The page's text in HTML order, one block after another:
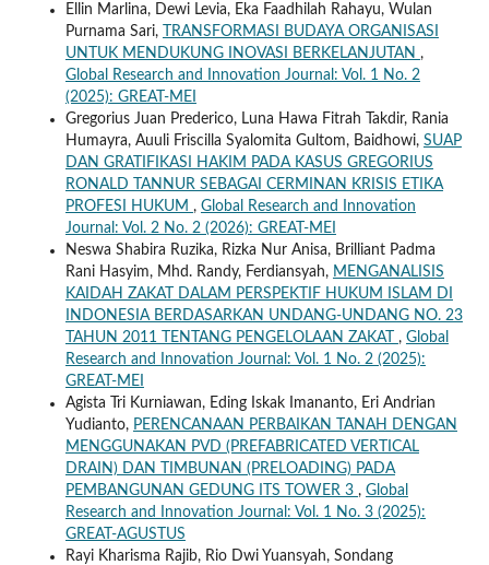
Ellin Marlina, Dewi Levia, Eka Faadhilah Rahayu, Wulan
Purnama Sari,
TRANSFORMASI BUDAYA ORGANISASI
UNTUK MENDUKUNG INOVASI BERKELANJUTAN ,
Global Research and Innovation Journal: Vol. 1 No. 2
(2025): GREAT-MEI
Gregorius Juan Prederico, Luna Hawa Fitrah Takdir, Rania
Humayra, Auuli Friscilla Syalomita Gultom, Baidhowi, SUAP
DAN GRATIFIKASI HAKIM PADA KASUS GREGORIUS
RONALD TANNUR SEBAGAI CERMINAN KRISIS ETIKA
PROFESI HUKUM , Global Research and Innovation
Journal: Vol. 2 No. 2 (2026): GREAT-MEI
Neswa Shabira Ruzika, Rizka Nur Anisa, Brilliant Padma
Rani Hasyim, Mhd. Randy, Ferdiansyah, MENGANALISIS
KAIDAH ZAKAT DALAM PERSPEKTIF HUKUM ISLAM DI
INDONESIA BERDASARKAN UNDANG-UNDANG NO. 23
TAHUN 2011 TENTANG PENGELOLAAN ZAKAT , Global
Research and Innovation Journal: Vol. 1 No. 2 (2025):
GREAT-MEI
Agista Tri Kurniawan, Eding Iskak Imananto, Eri Andrian
Yudianto, PERENCANAAN PERBAIKAN TANAH DENGAN
MENGGUNAKAN PVD (PREFABRICATED VERTICAL
DRAIN) DAN TIMBUNAN (PRELOADING) PADA
PEMBANGUNAN GEDUNG ITS TOWER 3 , Global
Research and Innovation Journal: Vol. 1 No. 3 (2025):
GREAT-AGUSTUS
Rayi Kharisma Rajib, Rio Dwi Yuansyah, Sondang